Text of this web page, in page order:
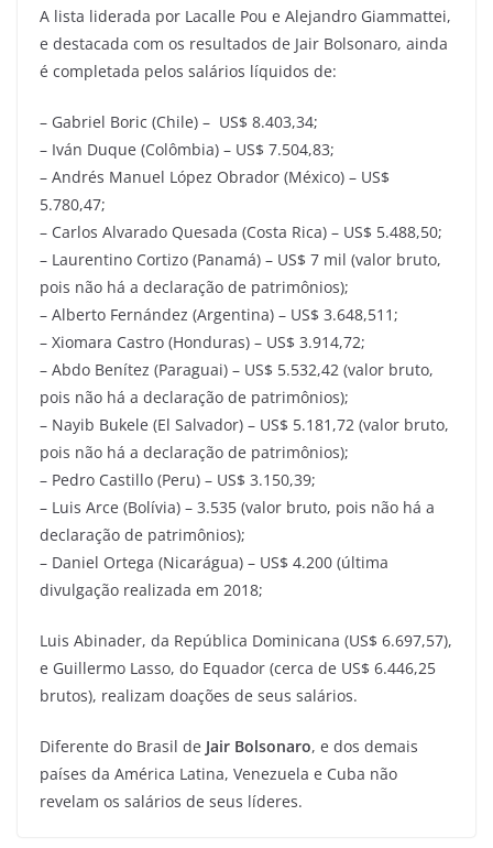
A lista liderada por Lacalle Pou e Alejandro Giammattei,
e destacada com os resultados de Jair Bolsonaro, ainda
é completada pelos salários líquidos de:
– Gabriel Boric (Chile) – US$ 8.403,34;
– Iván Duque (Colômbia) – US$ 7.504,83;
– Andrés Manuel López Obrador (México) – US$
5.780,47;
– Carlos Alvarado Quesada (Costa Rica) – US$ 5.488,50;
– Laurentino Cortizo (Panamá) – US$ 7 mil (valor bruto,
pois não há a declaração de patrimônios);
– Alberto Fernández (Argentina) – US$ 3.648,511;
– Xiomara Castro (Honduras) – US$ 3.914,72;
– Abdo Benítez (Paraguai) – US$ 5.532,42 (valor bruto,
pois não há a declaração de patrimônios);
– Nayib Bukele (El Salvador) – US$ 5.181,72 (valor bruto,
pois não há a declaração de patrimônios);
– Pedro Castillo (Peru) – US$ 3.150,39;
– Luis Arce (Bolívia) – 3.535 (valor bruto, pois não há a
declaração de patrimônios);
– Daniel Ortega (Nicarágua) – US$ 4.200 (última
divulgação realizada em 2018;
Luis Abinader, da República Dominicana (US$ 6.697,57),
e Guillermo Lasso, do Equador (cerca de US$ 6.446,25
brutos), realizam doações de seus salários.
Diferente do Brasil de Jair Bolsonaro, e dos demais
países da América Latina, Venezuela e Cuba não
revelam os salários de seus líderes.